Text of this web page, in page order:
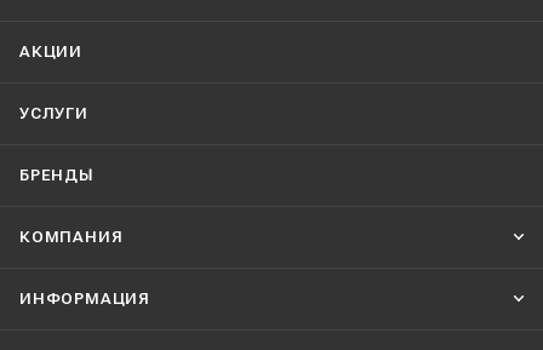
АКЦИИ
УСЛУГИ
БРЕНДЫ
КОМПАНИЯ
ИНФОРМАЦИЯ